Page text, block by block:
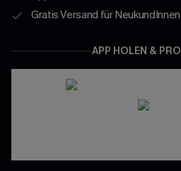
Gratis Versand für NeukundInnen
APP HOLEN &